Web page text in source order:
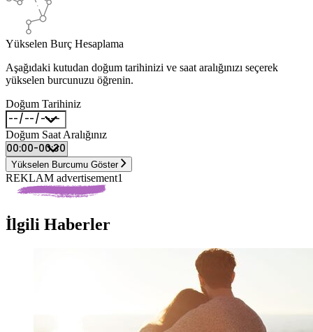
Yükselen Burç Hesaplama
Aşağıdaki kutudan doğum tarihinizi ve saat aralığınızı seçerek
yükselen burcunuzu öğrenin.
Doğum Tarihiniz
Doğum Saat Aralığınız
Yükselen Burcumu Göster
REKLAM advertisement1
İlgili Haberler